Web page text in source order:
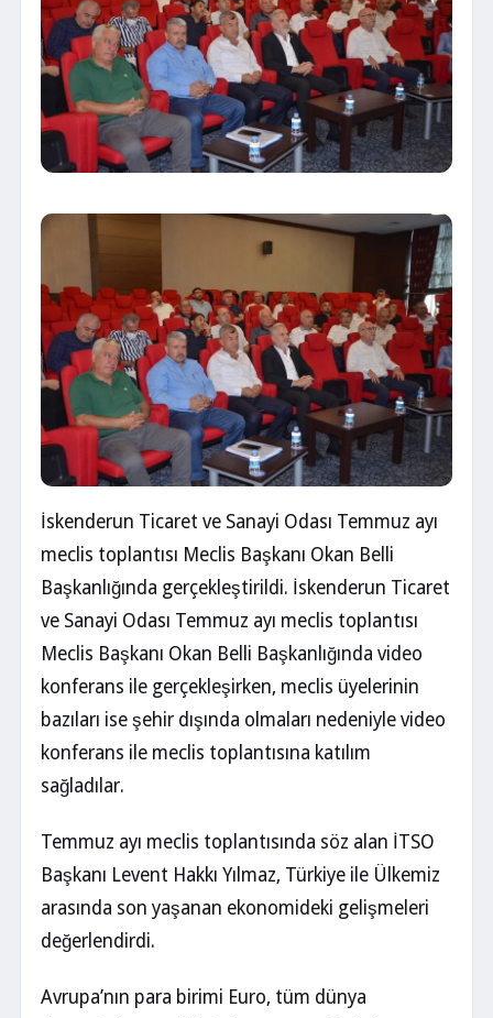
İskenderun Ticaret ve Sanayi Odası Temmuz ayı
meclis toplantısı Meclis Başkanı Okan Belli
Başkanlığında gerçekleştirildi. İskenderun Ticaret
ve Sanayi Odası Temmuz ayı meclis toplantısı
Meclis Başkanı Okan Belli Başkanlığında video
konferans ile gerçekleşirken, meclis üyelerinin
bazıları ise şehir dışında olmaları nedeniyle video
konferans ile meclis toplantısına katılım
sağladılar.
Temmuz ayı meclis toplantısında söz alan İTSO
Başkanı Levent Hakkı Yılmaz, Türkiye ile Ülkemiz
arasında son yaşanan ekonomideki gelişmeleri
değerlendirdi.
Avrupa’nın para birimi Euro, tüm dünya